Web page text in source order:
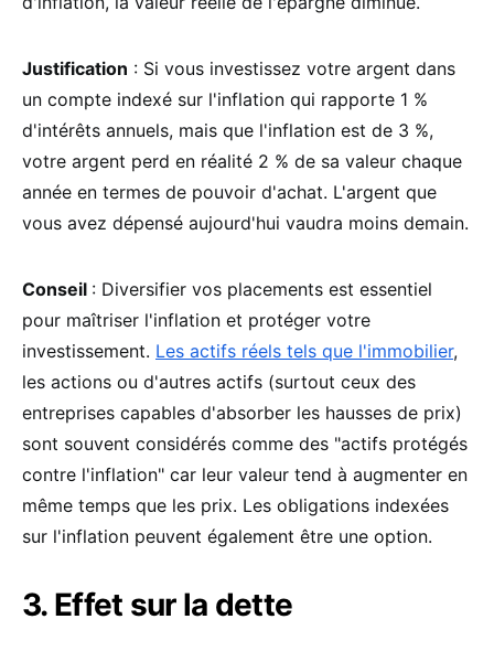
Justification : Si vous investissez votre argent dans
un compte indexé sur l'inflation qui rapporte 1 %
d'intérêts annuels, mais que l'inflation est de 3 %,
votre argent perd en réalité 2 % de sa valeur chaque
année en termes de pouvoir d'achat. L'argent que
vous avez dépensé aujourd'hui vaudra moins demain.
Conseil : Diversifier vos placements est essentiel
pour maîtriser l'inflation et protéger votre
investissement. Les actifs réels tels que l'immobilier,
les actions ou d'autres actifs (surtout ceux des
entreprises capables d'absorber les hausses de prix)
sont souvent considérés comme des "actifs protégés
contre l'inflation" car leur valeur tend à augmenter en
même temps que les prix. Les obligations indexées
sur l'inflation peuvent également être une option.
3. Effet sur la dette